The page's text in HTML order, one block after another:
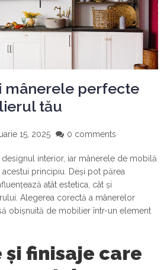
mânerele perfecte
tău
15, 2025 0 comments
interior, iar mânerele de mobilă
principiu. Deși pot părea
atât estetica, cât și
Alegerea corectă a mânerelor
obișnuită de mobilier într-un element
finisaje care